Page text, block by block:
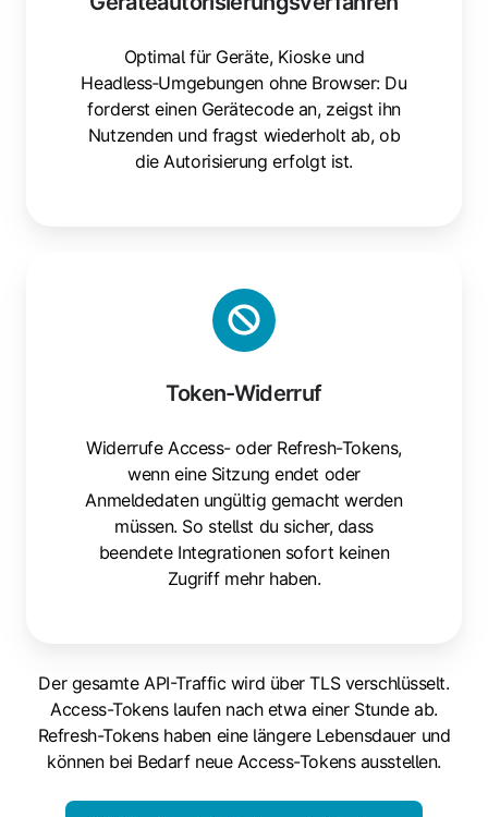
Optimal für Geräte, Kioske und
Headless‑Umgebungen ohne Browser: Du
forderst einen Gerätecode an, zeigst ihn
Nutzenden und fragst wiederholt ab, ob
die Autorisierung erfolgt ist.
Token-Widerruf
Widerrufe Access- oder Refresh-Tokens,
wenn eine Sitzung endet oder
Anmeldedaten ungültig gemacht werden
müssen. So stellst du sicher, dass
beendete Integrationen sofort keinen
Zugriff mehr haben.
Der gesamte API-Traffic wird über TLS verschlüsselt.
Access-Tokens laufen nach etwa einer Stunde ab.
Refresh-Tokens haben eine längere Lebensdauer und
können bei Bedarf neue Access-Tokens ausstellen.